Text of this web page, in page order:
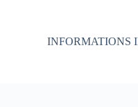
INFORMATIONS